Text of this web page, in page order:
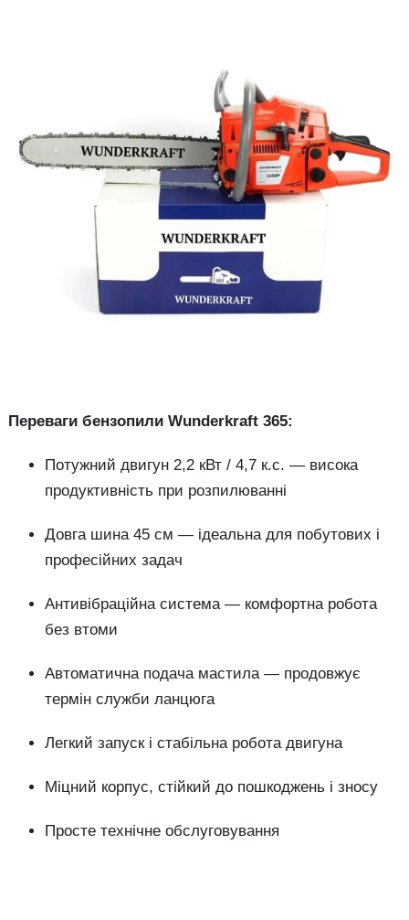
Переваги бензопили Wunderkraft 365:
Потужний двигун 2,2 кВт / 4,7 к.с. — висока
продуктивність при розпилюванні
Довга шина 45 см — ідеальна для побутових і
професійних задач
Антивібраційна система — комфортна робота
без втоми
Автоматична подача мастила — продовжує
термін служби ланцюга
Легкий запуск і стабільна робота двигуна
Міцний корпус, стійкий до пошкоджень і зносу
Просте технічне обслуговування